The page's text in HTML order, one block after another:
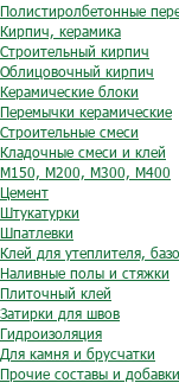
Полистиролбетонные
Кирпич, керамика
Строительный кирпич
Облицовочный кирпич
Керамические блоки
Перемычки керамические
Строительные смеси
Кладочные смеси и клей
М150, М200, М300, М400
Цемент
Штукатурки
Шпатлевки
Клей для утеплителя,
Наливные полы и стяжки
Плиточный клей
Затирки для швов
Гидроизоляция
Для камня и брусчатки
Прочие составы и добавки